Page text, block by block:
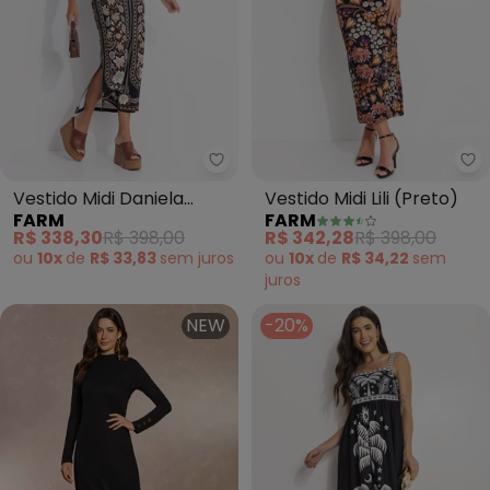
Farm - Vestido Midi Daniela
Vestido Midi Daniela
(Preto)
FARM
R$ 338,30R$ 398,00
ou 10x de R$ 33,83 sem juros
Vestido Midi Lili (Preto)
FARM
R$ 342,28R$ 398,00
ou 10x de R$ 34,22 sem
juros
NEW -20%